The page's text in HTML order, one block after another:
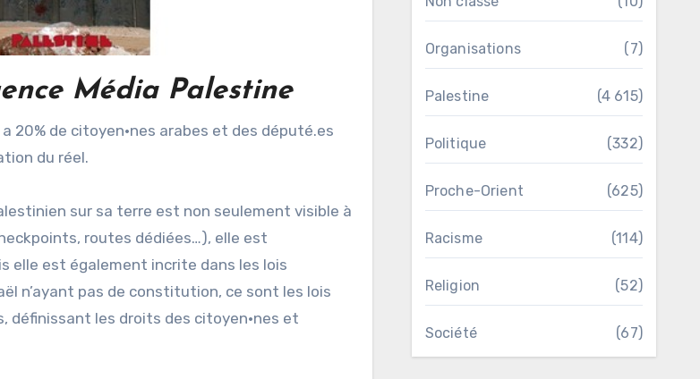
Média Palestine
20% de citoyen·nes arabes et des député.es
du réel.
sur sa terre est non seulement visible à
routes dédiées…), elle est
elle est également incrite dans les lois
n’ayant pas de constitution, ce sont les lois
les droits des citoyen·nes et
Organisations (7)
Palestine (4 615)
Politique (332)
Proche-Orient (625)
Racisme (114)
Religion (52)
Société (67)